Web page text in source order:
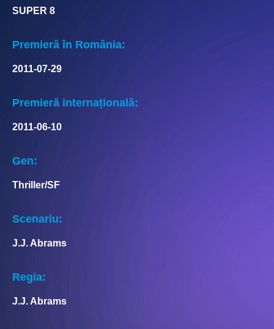
SUPER 8
Premieră în România:
2011-07-29
Premieră internațională:
2011-06-10
Gen:
Thriller/SF
Scenariu:
J.J. Abrams
Regia:
J.J. Abrams